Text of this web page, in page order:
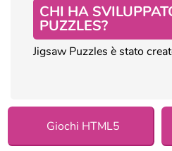
CHI HA
PUZZLES?
Jigsaw Puzzles è stato
Giochi HTML5